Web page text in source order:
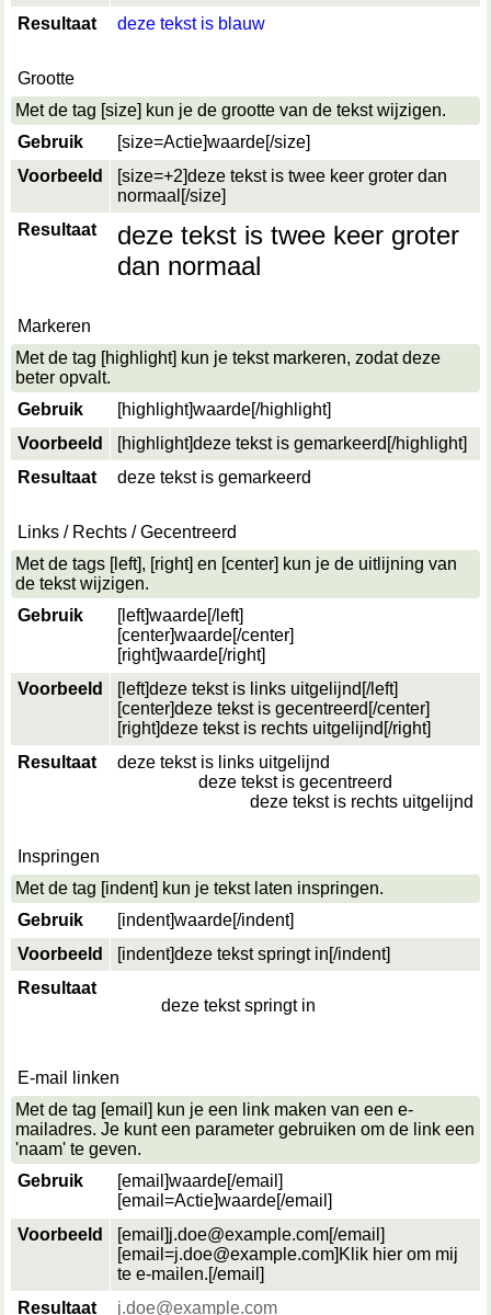
Resultaat
deze tekst is blauw
Grootte
Met de tag [size] kun je de grootte van de tekst wijzigen.
Gebruik
[size=Actie]waarde[/size]
Voorbeeld
[size=+2]deze tekst is twee keer groter dan
normaal[/size]
Resultaat
deze tekst is twee keer groter
dan normaal
Markeren
Met de tag [highlight] kun je tekst markeren, zodat deze
beter opvalt.
Gebruik
[highlight]waarde[/highlight]
Voorbeeld
[highlight]deze tekst is gemarkeerd[/highlight]
Resultaat
deze tekst is gemarkeerd
Links / Rechts / Gecentreerd
Met de tags [left], [right] en [center] kun je de uitlijning van
de tekst wijzigen.
Gebruik
[left]waarde[/left]
[center]waarde[/center]
[right]waarde[/right]
Voorbeeld
[left]deze tekst is links uitgelijnd[/left]
[center]deze tekst is gecentreerd[/center]
[right]deze tekst is rechts uitgelijnd[/right]
Resultaat
deze tekst is links uitgelijnd
deze tekst is gecentreerd
deze tekst is rechts uitgelijnd
Inspringen
Met de tag [indent] kun je tekst laten inspringen.
Gebruik
[indent]waarde[/indent]
Voorbeeld
[indent]deze tekst springt in[/indent]
Resultaat
deze tekst springt in
E-mail linken
Met de tag [email] kun je een link maken van een e-
mailadres. Je kunt een parameter gebruiken om de link een
'naam' te geven.
Gebruik
[email]waarde[/email]
[email=Actie]waarde[/email]
Voorbeeld
[email]j.doe@example.com[/email]
[email=j.doe@example.com]Klik hier om mij
te e-mailen.[/email]
Resultaat
j.doe@example.com